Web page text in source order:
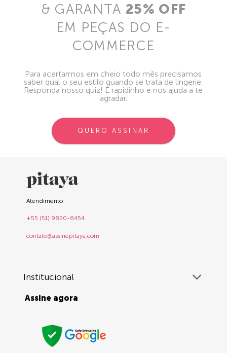
& GARANTA 25% OFF
EM PEÇAS DO E-
COMMERCE
Para acertarmos em cheio todo mês precisamos
saber qual o seu estilo quando se trata de lingerie.
Responda nosso quiz! É rapidinho e nos ajuda a te
agradar.
QUERO ASSINAR
Atendimento
+55 (51) 9820-6454
contato@assinepitaya.com
Institucional
Assine agora